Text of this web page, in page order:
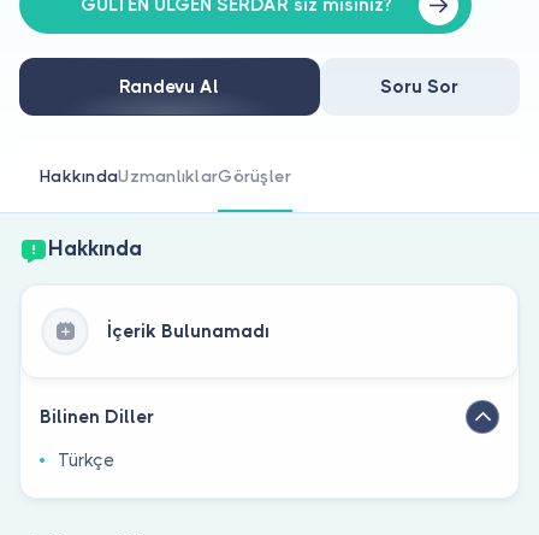
Doktor musunuz?
Randevu Al Soru Sor
HakkındaUzmanlıklarGörüşler
Hakkında
İçerik Bulunamadı
Bilinen Diller
Türkçe